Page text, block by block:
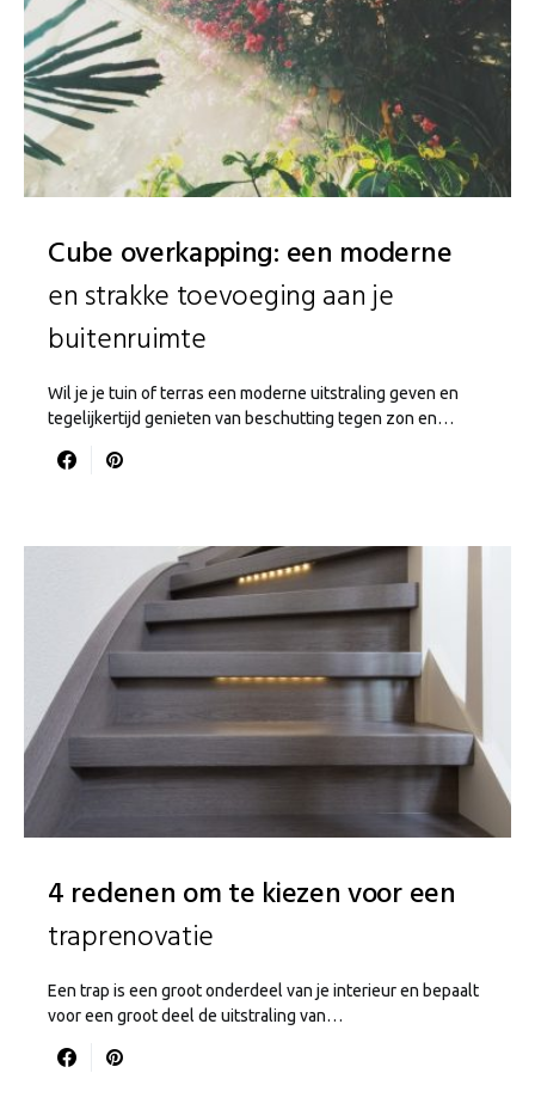
Cube overkapping: een moderne
en strakke toevoeging aan je
buitenruimte
Wil je je tuin of terras een moderne uitstraling geven en
tegelijkertijd genieten van beschutting tegen zon en…
4 redenen om te kiezen voor een
traprenovatie
Een trap is een groot onderdeel van je interieur en bepaalt
voor een groot deel de uitstraling van…